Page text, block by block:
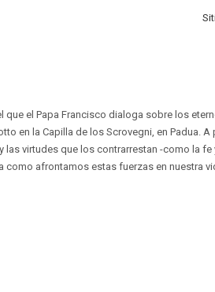
que el Papa Francisco dialoga sobre los
en la Capilla de los Scrovegni, en Padua.
las virtudes que los contrarrestan -como la
como afrontamos estas fuerzas en nuestra